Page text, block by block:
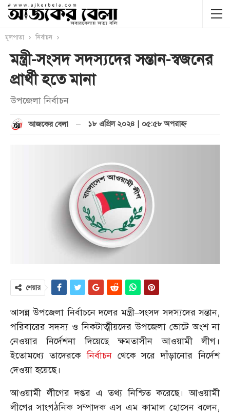
মূলপাতা নির্বাচন
মন্ত্রী-সংসদ সদস্যদের সন্তান-স্বজনের
প্রার্থী হতে মানা
উপজেলা নির্বাচন
আজকের বেলা ১৮ এপ্রিল ২০২৪ | ০৫:৫৮ অপরাহ্ণ
শেয়ার
আসন্ন উপজেলা নির্বাচনে দলের মন্ত্রী–সংসদ সদস্যদের সন্তান,
পরিবারের সদস্য ও নিকটাত্মীয়দের উপজেলা ভোটে অংশ না
নেওয়ার নির্দেশনা দিয়েছে ক্ষমতাসীন আওয়ামী লীগ।
ইতোমধ্যে তাদেরকেনির্বাচনথেকে সরে দাঁড়ানোর নির্দেশ
দেওয়া হয়েছে।
আওয়ামী লীগের দপ্তর এ তথ্য নিশ্চিত করেছে। আওয়ামী
লীগের সাংগঠনিক সম্পাদক এস এম কামাল হোসেন বলেন,